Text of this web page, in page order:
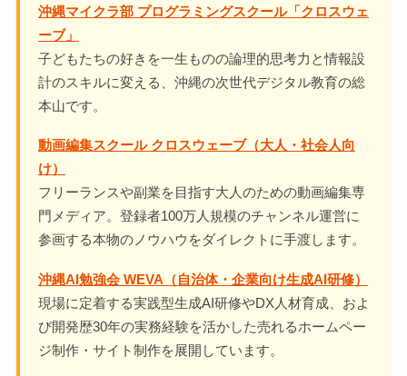
沖縄マイクラ部 プログラミングスクール「クロスウェ
ーブ」
子どもたちの好きを一生ものの論理的思考力と情報設
計のスキルに変える、沖縄の次世代デジタル教育の総
本山です。
動画編集スクール クロスウェーブ（大人・社会人向
け）
フリーランスや副業を目指す大人のための動画編集専
門メディア。登録者100万人規模のチャンネル運営に
参画する本物のノウハウをダイレクトに手渡します。
沖縄AI勉強会 WEVA（自治体・企業向け生成AI研修）
現場に定着する実践型生成AI研修やDX人材育成、およ
び開発歴30年の実務経験を活かした売れるホームペー
ジ制作・サイト制作を展開しています。